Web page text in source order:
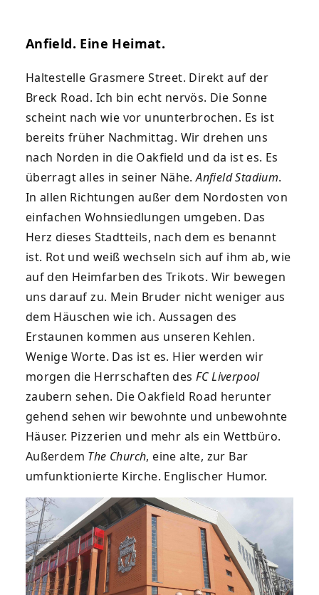
Anfield. Eine Heimat.
Haltestelle Grasmere Street. Direkt auf der
Breck Road. Ich bin echt nervös. Die Sonne
scheint nach wie vor ununterbrochen. Es ist
bereits früher Nachmittag. Wir drehen uns
nach Norden in die Oakfield und da ist es. Es
überragt alles in seiner Nähe.Anfield Stadium.
In allen Richtungen außer dem Nordosten von
einfachen Wohnsiedlungen umgeben. Das
Herz dieses Stadtteils, nach dem es benannt
ist. Rot und weiß wechseln sich auf ihm ab, wie
auf den Heimfarben des Trikots. Wir bewegen
uns darauf zu. Mein Bruder nicht weniger aus
dem Häuschen wie ich. Aussagen des
Erstaunen kommen aus unseren Kehlen.
Wenige Worte. Das ist es. Hier werden wir
morgen die Herrschaften desFC Liverpool
zaubern sehen. Die Oakfield Road herunter
gehend sehen wir bewohnte und unbewohnte
Häuser. Pizzerien und mehr als ein Wettbüro.
Außerdem The Church, eine alte, zur Bar
umfunktionierte Kirche. Englischer Humor.